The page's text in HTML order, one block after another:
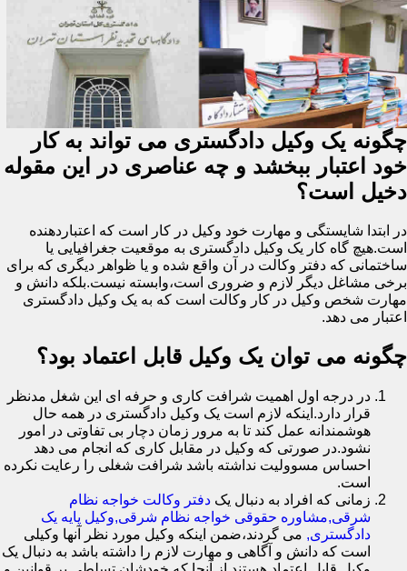
چگونه یک وکیل دادگستری می تواند به کار
خود اعتبار ببخشد و چه عناصری در این مقوله
دخیل است؟
در ابتدا شایستگی و مهارت خود وکیل در کار است که اعتباردهنده
است.هیچ گاه کار یک وکیل دادگستری به موقعیت جغرافیایی یا
ساختمانی که دفتر وکالت در آن واقع شده و یا ظواهر دیگری که برای
برخی مشاغل دیگر لازم و ضروری است،وابسته نیست.بلکه دانش و
مهارت شخص وکیل در کار وکالت است که به یک وکیل دادگستری
اعتبار می دهد.
چگونه می توان یک وکیل قابل اعتماد بود؟
در درجه اول اهمیت شرافت کاری و حرفه ای این شغل مدنظر
قرار دارد.اینکه لازم است یک وکیل دادگستری در همه حال
هوشمندانه عمل کند تا به مرور زمان دچار بی تفاوتی در امور
نشود.در صورتی که وکیل در مقابل کاری که انجام می دهد
احساس مسوولیت نداشته باشد شرافت شغلی را رعایت نکرده
است.
زمانی که افراد به دنبال یک دفتر وکالت خواجه نظام
شرقی,مشاوره حقوقی خواجه نظام شرقی,وکیل پایه یک
دادگستری, می گردند،ضمن اینکه وکیل مورد نظر آنها وکیلی
است که دانش و آگاهی و مهارت لازم را داشته باشد به دنبال یک